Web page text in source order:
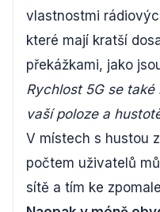
vlastnostmi
které mají kratší
překážkami, jako
Rychlost 5G se
vaší poloze a
V místech s hustou
počtem uživatelů
sítě a tím ke